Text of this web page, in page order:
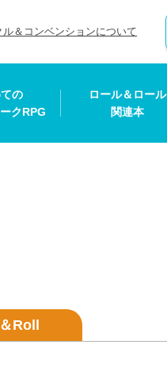
ル＆コンベンションについて
の
クRPG
ロール＆ロール
関連本
Roll